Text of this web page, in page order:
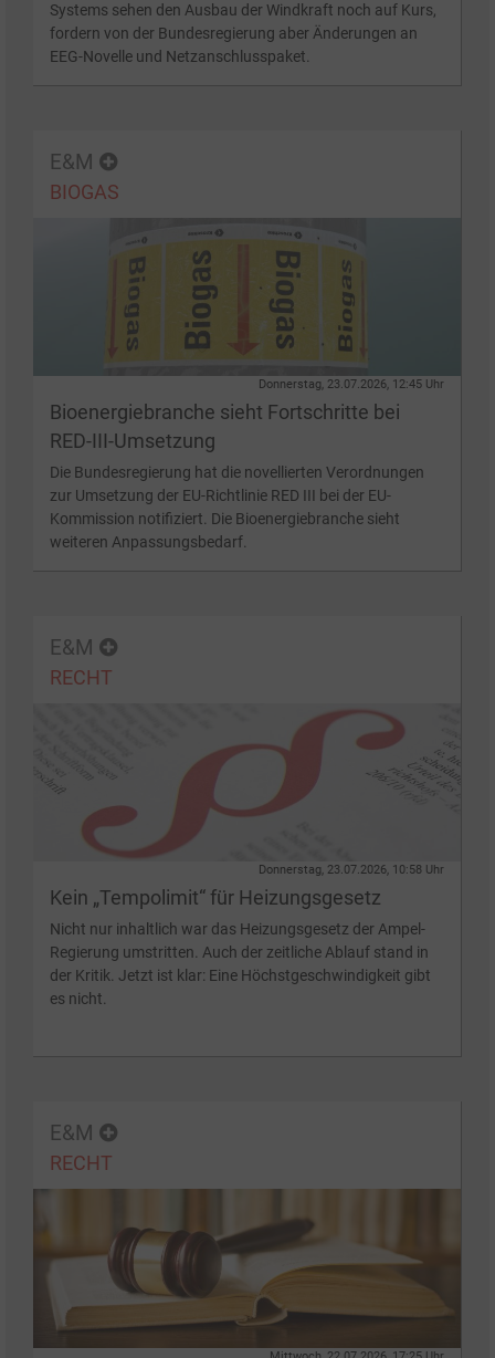
Systems sehen den Ausbau der Windkraft noch auf Kurs,
fordern von der Bundesregierung aber Änderungen an
EEG-Novelle und Netzanschlusspaket.
E&M
BIOGAS
Donnerstag, 23.07.2026, 12:45 Uhr
Bioenergiebranche sieht Fortschritte bei
RED-III-Umsetzung
Die Bundesregierung hat die novellierten Verordnungen
zur Umsetzung der EU-Richtlinie RED III bei der EU-
Kommission notifiziert. Die Bioenergiebranche sieht
weiteren Anpassungsbedarf.
E&M
RECHT
Donnerstag, 23.07.2026, 10:58 Uhr
Kein „Tempolimit“ für Heizungsgesetz
Nicht nur inhaltlich war das Heizungsgesetz der Ampel-
Regierung umstritten. Auch der zeitliche Ablauf stand in
der Kritik. Jetzt ist klar: Eine Höchstgeschwindigkeit gibt
es nicht.
E&M
RECHT